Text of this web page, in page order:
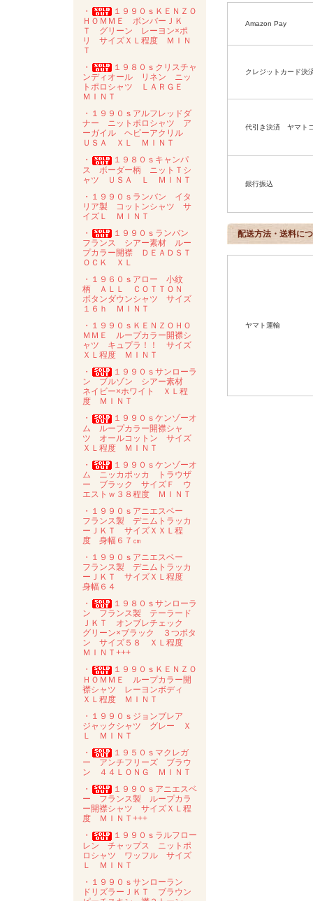
・
１９９０ｓＫＥＮＺＯ
ＨＯＭＭＥ ボンバーＪＫ
Ｔ グリーン レーヨン×ポ
リ サイズＸＬ程度 ＭＩＮ
Ｔ
・
１９８０ｓクリスチャ
ンディオール リネン ニッ
トポロシャツ ＬＡＲＧＥ
ＭＩＮＴ
・１９９０ｓアルフレッドダ
ナー ニットポロシャツ ア
ーガイル ヘビーアクリル
ＵＳＡ ＸＬ ＭＩＮＴ
・
１９８０ｓキャンパ
ス ボーダー柄 ニットＴシ
ャツ ＵＳＡ Ｌ ＭＩＮＴ
・１９９０ｓランバン イタ
リア製 コットンシャツ サ
イズＬ ＭＩＮＴ
・
１９９０ｓランバン
フランス シアー素材 ルー
プカラー開襟 ＤＥＡＤＳＴ
ＯＣＫ ＸＬ
・１９６０ｓアロー 小紋
柄 ＡＬＬ ＣＯＴＴＯＮ
ボタンダウンシャツ サイズ
１６ｈ ＭＩＮＴ
・１９９０ｓＫＥＮＺＯＨＯ
ＭＭＥ ループカラー開襟シ
ャツ キュプラ！！ サイズ
ＸＬ程度 ＭＩＮＴ
・
１９９０ｓサンローラ
ン ブルゾン シアー素材
ネイビー×ホワイト ＸＬ程
度 ＭＩＮＴ
・
１９９０ｓケンゾーオ
ム ループカラー開襟シャ
ツ オールコットン サイズ
ＸＬ程度 ＭＩＮＴ
・
１９９０ｓケンゾーオ
ム ニッカポッカ トラウザ
ー ブラック サイズＦ ウ
エストｗ３８程度 ＭＩＮＴ
・１９９０ｓアニエスベー
フランス製 デニムトラッカ
ーＪＫＴ サイズＸＸＬ程
度 身幅６７㎝
・１９９０ｓアニエスベー
フランス製 デニムトラッカ
ーＪＫＴ サイズＸＬ程度
身幅６４
・
１９８０ｓサンローラ
ン フランス製 テーラード
ＪＫＴ オンブレチェック
グリーン×ブラック ３つボタ
ン サイズ５８ ＸＬ程度
ＭＩＮＴ+++
・
１９９０ｓＫＥＮＺＯ
ＨＯＭＭＥ ループカラー開
襟シャツ レーヨンボディ
ＸＬ程度 ＭＩＮＴ
・１９９０ｓジョンブレア
ジャックシャツ グレー Ｘ
Ｌ ＭＩＮＴ
・
１９５０ｓマクレガ
ー アンチフリーズ ブラウ
ン ４４ＬＯＮＧ ＭＩＮＴ
・
１９９０ｓアニエスベ
ー フランス製 ループカラ
ー開襟シャツ サイズＸＬ程
度 ＭＩＮＴ+++
・
１９９０ｓラルフロー
レン チャップス ニットポ
ロシャツ ワッフル サイズ
Ｌ ＭＩＮＴ
・１９９０ｓサンローラン
ドリズラーＪＫＴ ブラウン
Amazon Pay
クレジットカード決
代引き決済 ヤマト
銀行振込
配送方法・送料に
ヤマト運輸